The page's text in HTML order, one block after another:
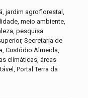
jardim agroflorestal,
meio ambiente,
pesquisa
Secretaria de
Custódio Almeida,
climáticas, áreas
Portal Terra da